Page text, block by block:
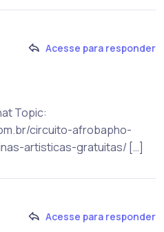
Acesse para responder
Topic:
circuito-afrobapho-
artisticas-gratuitas/ […]
Acesse para responder